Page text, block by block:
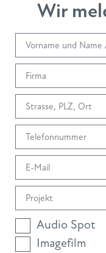
Wir
Audio Spot
Imagefilm